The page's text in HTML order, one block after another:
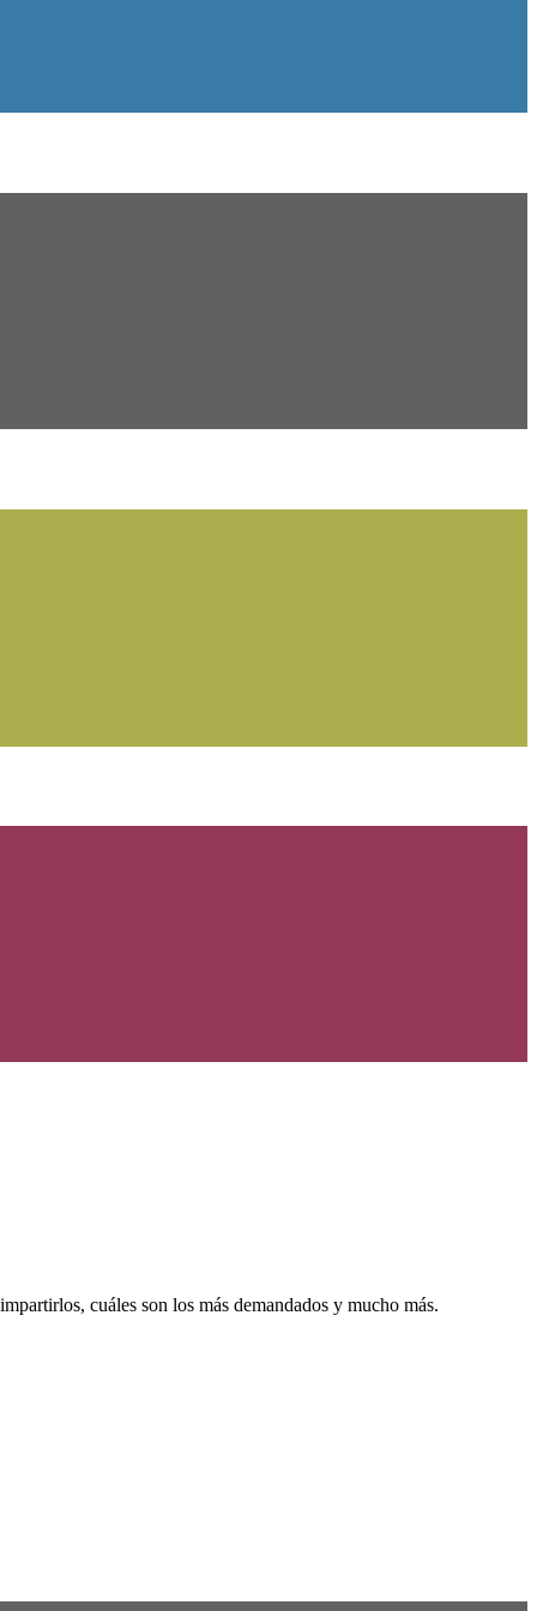
cuáles son los más demandados y mucho más.